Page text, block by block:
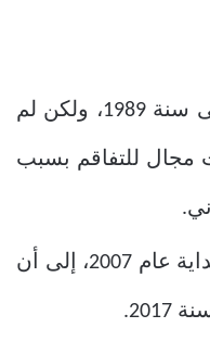
البرنامج ظهر للمرة الأولى سنة 1989، ولكن لم
مجال للتفاقم بسبب
ولكن بدأ في التوغل مع بداية عام 2007، إلى أن